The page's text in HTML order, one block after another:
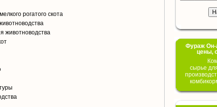
рогатого скота
животноводства
Фураж Он-
цены,
сырье